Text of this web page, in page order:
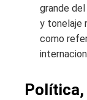
grande
y tonelaje
como
Política,